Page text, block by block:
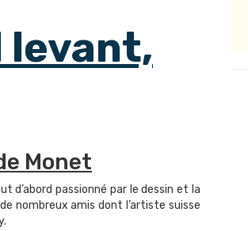
levant,
Monet
d’abord passionné par le dessin et la
nombreux amis dont l’artiste suisse